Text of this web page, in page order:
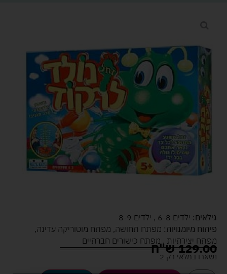
גילאים: ילדים 6-8 , ילדים 8-9
פיתוח מיומנויות: מפתח תחושה, מפתח מוטוריקה עדינה,
מפתח יצירתיות , מפתח כישורים חברתיים
129.00ש"ח
נשארו במלאי רק 2